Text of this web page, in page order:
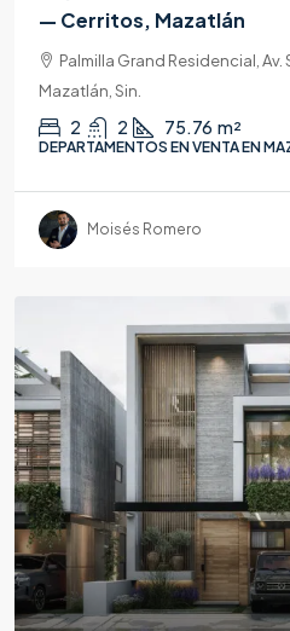
— Cerritos, Mazatlán
Palmilla Grand Residencial, Av.
Mazatlán, Sin.
2 2 75.76 m²
DEPARTAMENTOS EN VENTA EN
Moisés Romero